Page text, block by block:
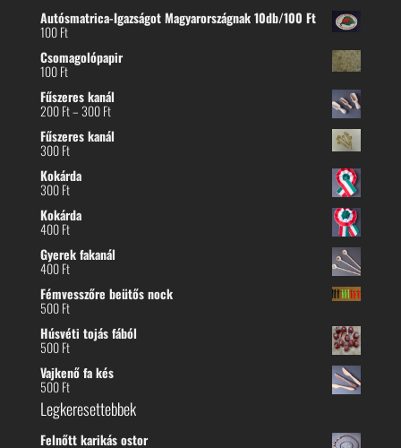
Autósmatrica-Igazságot Magyarországnak 10db/100 Ft
100Ft
Csomagolópapir
100Ft
Fűszeres kanál
200Ft–300FtÁrtartomány:
-
Fűszeres kanál
300Ft
Kokárda
300Ft
Kokárda
400Ft
Gyerek fakanál
400Ft
Fémvesszőre beütős nock
500Ft
Húsvéti tojás fából
500Ft
Vajkenő fa kés
500Ft
Legkeresettebbek
Felnőtt karikás ostor